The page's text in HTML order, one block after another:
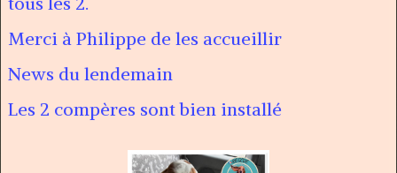
A LIRE
SAUVETAGES ▼
Merci à Philippe de les accueillir
News du lendemain
Les 2 compères sont bien installé